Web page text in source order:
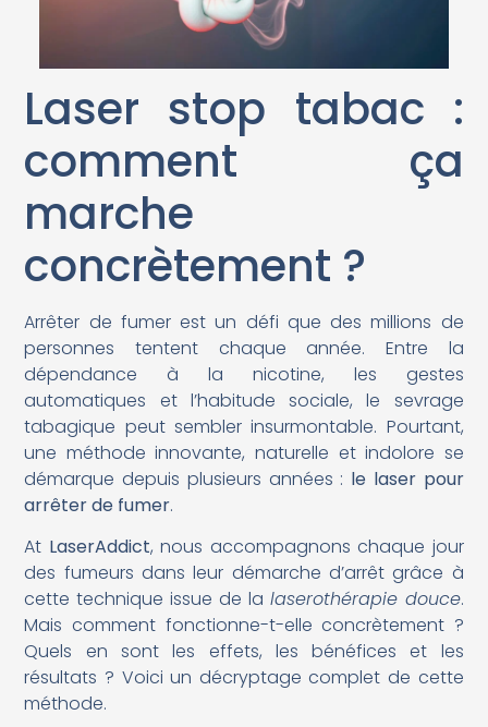
Laser stop tabac :
comment ça
marche
concrètement ?
Arrêter de fumer est un défi que des millions de
personnes tentent chaque année. Entre la
dépendance à la nicotine, les gestes
automatiques et l’habitude sociale, le sevrage
tabagique peut sembler insurmontable. Pourtant,
une méthode innovante, naturelle et indolore se
démarque depuis plusieurs années : le laser pour
arrêter de fumer.
At LaserAddict, nous accompagnons chaque jour
des fumeurs dans leur démarche d’arrêt grâce à
cette technique issue de la laserothérapie douce.
Mais comment fonctionne-t-elle concrètement ?
Quels en sont les effets, les bénéfices et les
résultats ? Voici un décryptage complet de cette
méthode.